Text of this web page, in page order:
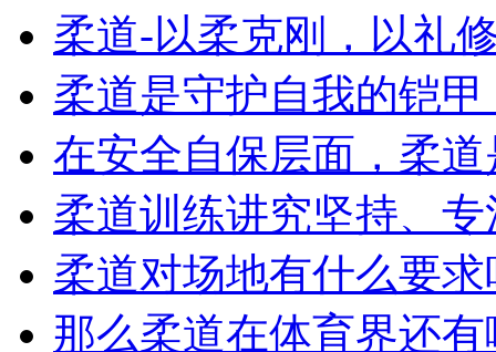
柔道-以柔克刚，以礼
柔道是守护自我的铠甲
在安全自保层面，柔道
柔道训练讲究坚持、专
柔道对场地有什么要求
那么柔道在体育界还有